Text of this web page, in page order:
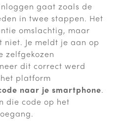
gaat zoals de
in twee stappen. Het
omslachtig, maar
niet. Je meldt je aan op
zelfgekozen
dit correct werd
platform
naar je smartphone.
die code op het